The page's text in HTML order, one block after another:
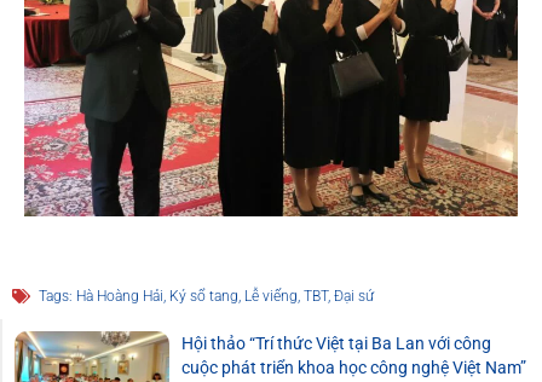
Tags: Hà Hoàng Hải, Ký sổ tang, Lễ viếng, TBT, Đại sứ
Hội thảo “Trí thức Việt tại Ba Lan với công
cuộc phát triển khoa học công nghệ Việt Nam”